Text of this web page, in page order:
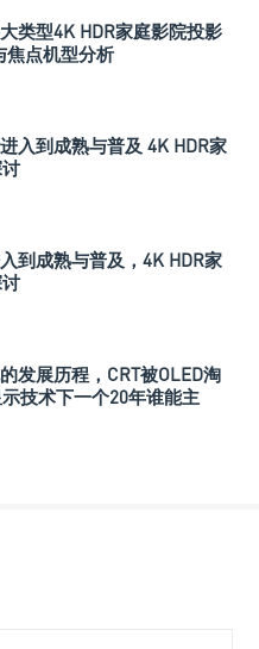
类型4K HDR家庭影院投影
焦点机型分析
入到成熟与普及 4K HDR家
到成熟与普及，4K HDR家
发展历程，CRT被OLED淘
技术下一个20年谁能主